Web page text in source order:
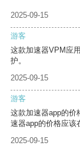
2025-09-15
游客
这款加速器VPM应
护。
2025-09-15
游客
这款加速器app的价
速器app的价格应该
2025-09-15